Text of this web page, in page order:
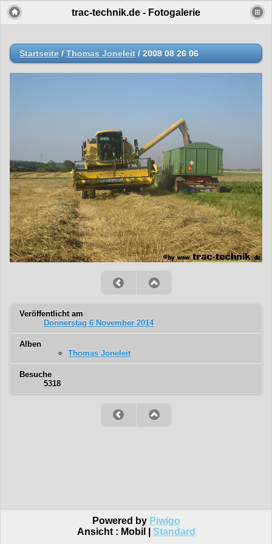
trac-technik.de - Fotogalerie
Startseite / Thomas Joneleit / 2008 08 26 06
Veröffentlicht am
Donnerstag 6 November 2014
Alben
Thomas Joneleit
Besuche
5318
Powered by Piwigo
Ansicht : Mobil Standard